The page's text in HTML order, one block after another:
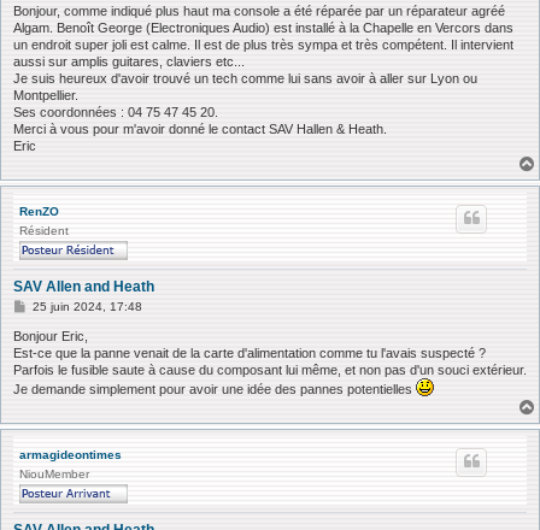
s
s
a
g
e
Bonjour, comme indiqué plus haut ma console a été réparée par un réparateur agréé
Algam. Benoît George (Electroniques Audio) est installé à la Chapelle en Vercors dans
un endroit super joli est calme. Il est de plus très sympa et très compétent. Il intervient
aussi sur amplis guitares, claviers etc...
Je suis heureux d'avoir trouvé un tech comme lui sans avoir à aller sur Lyon ou
Montpellier.
Ses coordonnées : 04 75 47 45 20.
Merci à vous pour m'avoir donné le contact SAV Hallen & Heath.
Eric
RenZO
Résident
SAV Allen and Heath
M
s
s
g
e
25 juin 2024, 17:48
Bonjour Eric,
Est-ce que la panne venait de la carte d'alimentation comme tu l'avais suspecté ?
Parfois le fusible saute à cause du composant lui même, et non pas d'un souci extérieur.
Je demande simplement pour avoir une idée des pannes potentielles
armagideontimes
NiouMember